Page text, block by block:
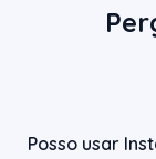
Posso usar